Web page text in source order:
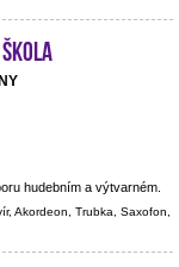
škola
hudebním a výtvarném.
Akordeon, Trubka, Saxofon,